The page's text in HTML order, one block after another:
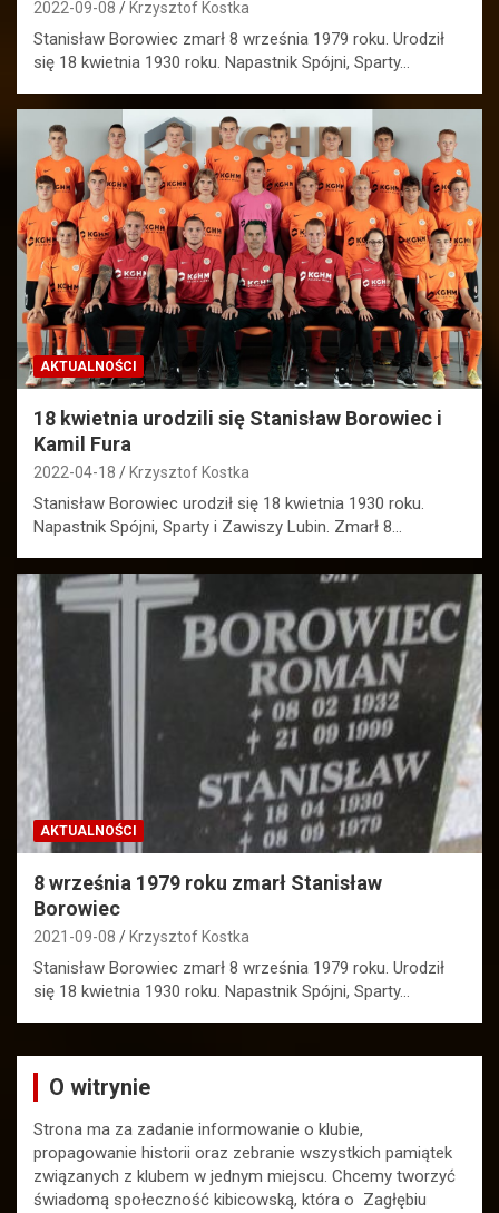
2022-09-08 Krzysztof Kostka
Stanisław Borowiec zmarł 8 września 1979 roku. Urodził
się 18 kwietnia 1930 roku. Napastnik Spójni, Sparty…
AKTUALNOŚCI
18 kwietnia urodzili się Stanisław Borowiec i
Kamil Fura
2022-04-18 Krzysztof Kostka
Stanisław Borowiec urodził się 18 kwietnia 1930 roku.
Napastnik Spójni, Sparty i Zawiszy Lubin. Zmarł 8…
AKTUALNOŚCI
8 września 1979 roku zmarł Stanisław
Borowiec
2021-09-08 Krzysztof Kostka
Stanisław Borowiec zmarł 8 września 1979 roku. Urodził
się 18 kwietnia 1930 roku. Napastnik Spójni, Sparty…
O witrynie
Strona ma za zadanie informowanie o klubie,
propagowanie historii oraz zebranie wszystkich pamiątek
związanych z klubem w jednym miejscu. Chcemy tworzyć
świadomą społeczność kibicowską, która o Zagłębiu